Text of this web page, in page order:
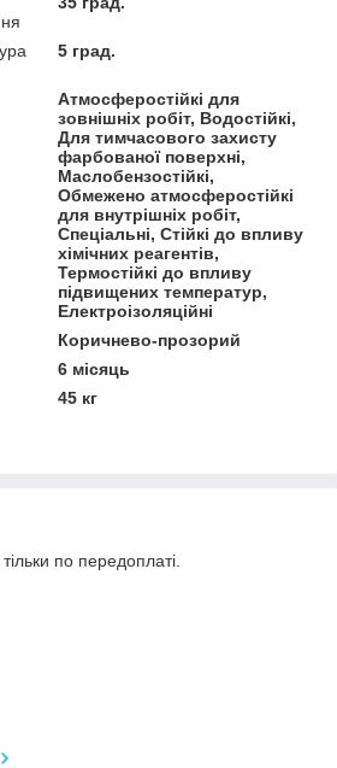
5 град.
Атмосферостійкі для
зовнішніх робіт, Водостійкі,
Для тимчасового захисту
фарбованої поверхні,
Маслобензостійкі,
Обмежено атмосферостійкі
для внутрішніх робіт,
Спеціальні, Стійкі до впливу
хімічних реагентів,
Термостійкі до впливу
підвищених температур,
Електроізоляційні
Коричнево-прозорий
6 місяць
45 кг
по передоплаті.